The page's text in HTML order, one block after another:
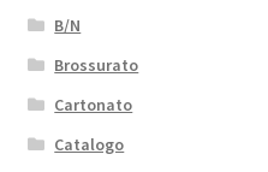
B/N
Brossurato
Cartonato
Catalogo